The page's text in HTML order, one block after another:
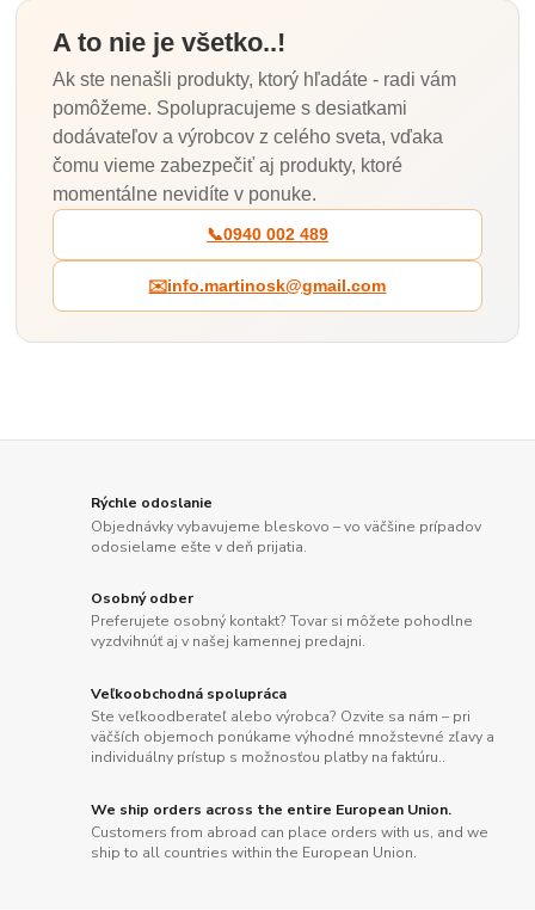
A to nie je všetko..!
Ak ste nenašli produkty, ktorý hľadáte - radi vám
pomôžeme. Spolupracujeme s desiatkami
dodávateľov a výrobcov z celého sveta, vďaka
čomu vieme zabezpečiť aj produkty, ktoré
momentálne nevidíte v ponuke.
📞0940 002 489
✉️info.martinosk@gmail.com
Rýchle odoslanie
Objednávky vybavujeme bleskovo – vo väčšine prípadov
odosielame ešte v deň prijatia.
Osobný odber
Preferujete osobný kontakt? Tovar si môžete pohodlne
vyzdvihnúť aj v našej kamennej predajni.
Veľkoobchodná spolupráca
Ste veľkoodberateľ alebo výrobca? Ozvite sa nám – pri
väčších objemoch ponúkame výhodné množstevné zľavy a
individuálny prístup s možnosťou platby na faktúru..
We ship orders across the entire European Union.
Customers from abroad can place orders with us, and we
ship to all countries within the European Union.